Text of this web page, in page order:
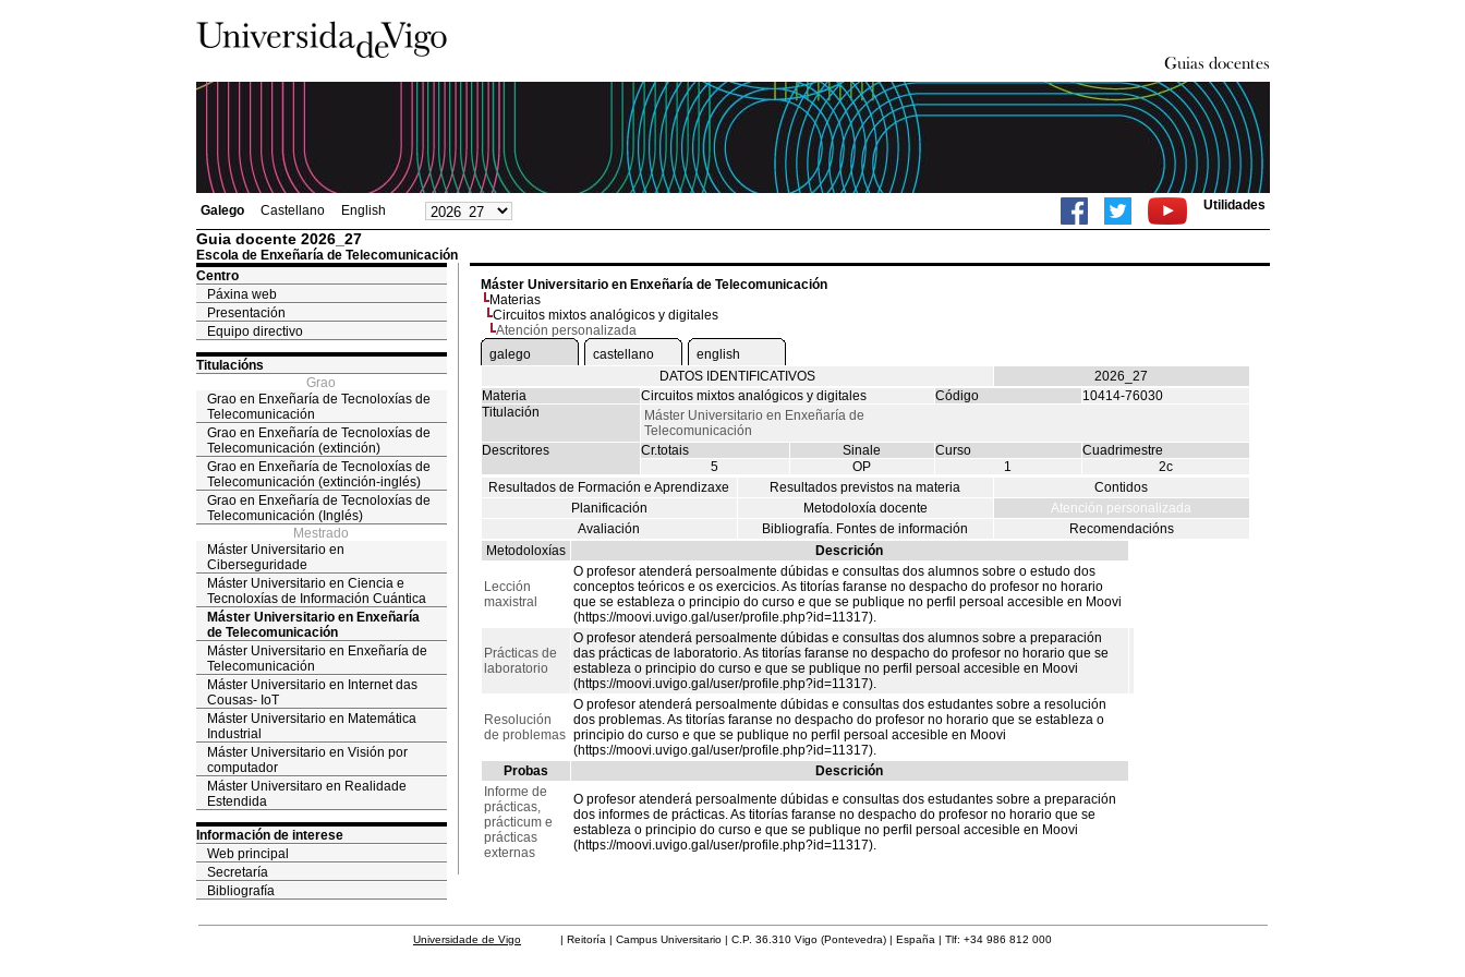
Galego Castellano English Utilidades
Guia docente 2026_27
Escola de Enxeñaría de Telecomunicación
Centro
Páxina web
Presentación
Equipo directivo
Titulacións
Grao
Grao en Enxeñaría de Tecnoloxías de
Telecomunicación
Grao en Enxeñaría de Tecnoloxías de
Telecomunicación (extinción)
Grao en Enxeñaría de Tecnoloxías de
Telecomunicación (extinción-inglés)
Grao en Enxeñaría de Tecnoloxías de
Telecomunicación (Inglés)
Mestrado
Máster Universitario en
Ciberseguridade
Máster Universitario en Ciencia e
Tecnoloxías de Información Cuántica
Máster Universitario en Enxeñaría
de Telecomunicación
Máster Universitario en Enxeñaría de
Telecomunicación
Máster Universitario en Internet das
Cousas- IoT
Máster Universitario en Matemática
Industrial
Máster Universitario en Visión por
computador
Máster Universitaro en Realidade
Estendida
Información de interese
Web principal
Secretaría
Bibliografía
Máster Universitario en Enxeñaría de Telecomunicación
Materias
Circuitos mixtos analógicos y digitales
Atención personalizada
galego
castellano
english
DATOS IDENTIFICATIVOS
2026_27
Materia
Circuitos mixtos analógicos y digitales Código
10414-76030
Titulación
Máster Universitario en Enxeñaría de
Telecomunicación
Descritores
Cr.totais Sinale Curso
Cuadrimestre
5
OP 1
2c
Resultados de Formación e Aprendizaxe
Resultados previstos na materia
Contidos
Planificación
Metodoloxía docente
Atención personalizada
Avaliación
Bibliografía. Fontes de información
Recomendacións
Metodoloxías
Descrición
Lección
maxistral
O profesor atenderá persoalmente dúbidas e consultas dos alumnos sobre o estudo dos
conceptos teóricos e os exercicios. As titorías faranse no despacho do profesor no horario
que se estableza o principio do curso e que se publique no perfil persoal accesible en Moovi
(https://moovi.uvigo.gal/user/profile.php?id=11317).
Prácticas de
laboratorio
O profesor atenderá persoalmente dúbidas e consultas dos alumnos sobre a preparación
das prácticas de laboratorio. As titorías faranse no despacho do profesor no horario que se
estableza o principio do curso e que se publique no perfil persoal accesible en Moovi
(https://moovi.uvigo.gal/user/profile.php?id=11317).
Resolución
de problemas
O profesor atenderá persoalmente dúbidas e consultas dos estudantes sobre a resolución
dos problemas. As titorías faranse no despacho do profesor no horario que se estableza o
principio do curso e que se publique no perfil persoal accesible en Moovi
(https://moovi.uvigo.gal/user/profile.php?id=11317).
Probas
Descrición
Informe de
prácticas,
prácticum e
prácticas
externas
O profesor atenderá persoalmente dúbidas e consultas dos estudantes sobre a preparación
dos informes de prácticas. As titorías faranse no despacho do profesor no horario que se
estableza o principio do curso e que se publique no perfil persoal accesible en Moovi
(https://moovi.uvigo.gal/user/profile.php?id=11317).
Universidade de Vigo | Reitoría | Campus Universitario | C.P. 36.310 Vigo (Pontevedra) | España | Tlf: +34 986 812 000